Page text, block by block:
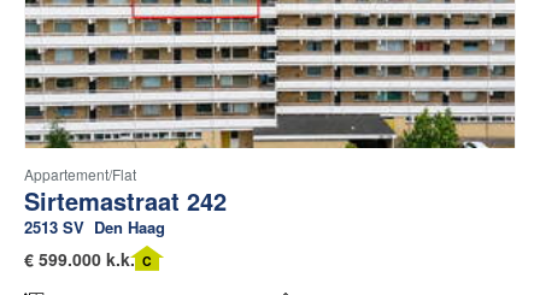
Appartement/flat
Sirtemastraat 242
2513 SV Den Haag
€ 599.000 k.k. C